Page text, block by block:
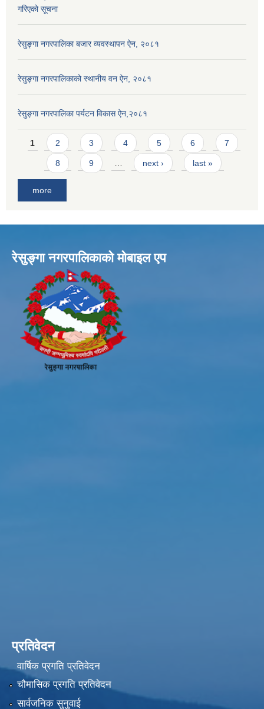
गरिएको सूचना
रेसुङ्गा नगरपालिका बजार व्यवस्थापन ऐन, २०८१
रेसुङ्गा नगरपालिकाको स्थानीय वन ऐन, २०८१
रेसुङ्गा नगरपालिका पर्यटन विकास ऐन,२०८१
Pages
1 2 3 4 5 6 7
8 9 next › last »
more
रेसुङ्गा नगरपालिकाकाे माेबाइल एप
प्रतिवेदन
वार्षिक प्रगति प्रतिवेदन
चौमासिक प्रगति प्रतिवेदन
सार्वजनिक सुनुवाई